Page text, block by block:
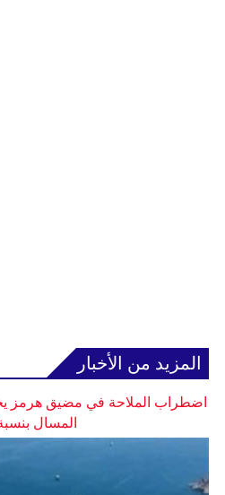
المزيد من الأخبار
اضطراب الملاحة في مضيق هرمز
المسال بنسبة